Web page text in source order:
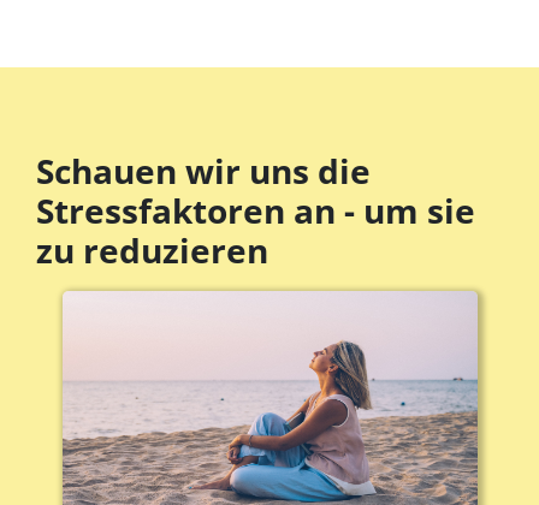
Schauen wir uns die
Stressfaktoren an - um sie
zu reduzieren